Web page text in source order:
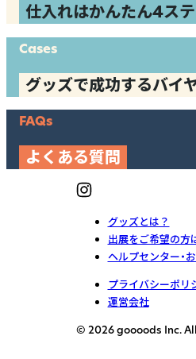
仕入れはかんたん4ス
Cases
グッズで成功するバイ
FAQs
よくある質問
グッズとは？
出展をご希望の方
ヘルプセンター・
プライバシーポリ
運営会社
© 2026 goooods Inc.